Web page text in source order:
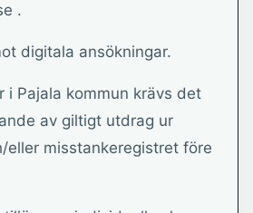
.
digitala ansökningar.
i Pajala kommun krävs det
av giltigt utdrag ur
eller misstankeregistret före